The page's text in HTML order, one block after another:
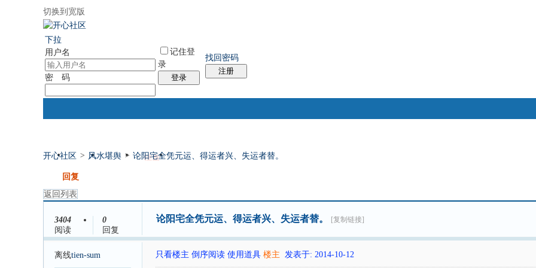
切换到宽版
下拉
用户名
密 码
记住登
录
登录
找回密码
注册
门户 论坛 排盘 个人中心
开心社区 > 风水堪舆 > 论阳宅全凭元运、得运者兴、失运者替。
回复
返回列表
3404
阅读
0
回复
论阳宅全凭元运、得运者兴、失运者替。 [复制链接]
离线tien-sum 只看楼主 倒序阅读 使用道具 楼主 发表于: 2014-10-12